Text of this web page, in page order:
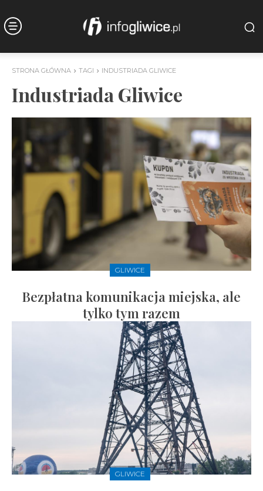
STRONA GŁÓWNA TAGI INDUSTRIADA GLIWICE
Industriada Gliwice
GLIWICE
Bezpłatna komunikacja miejska, ale
tylko tym razem
GLIWICE